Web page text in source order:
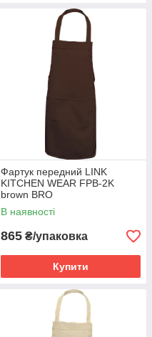
Фартук передний LINK
KITCHEN WEAR FPB-2K
brown BRO
В наявності
865 ₴/упаковка
Купити